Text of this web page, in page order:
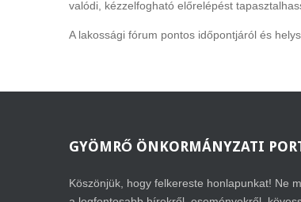
valódi, kézzelfogható előrelépést
A lakossági fórum pontos időpontjáról és
GYÖMRŐ ÖNKORMÁNYZATI
Köszönjük, hogy felkereste honlapunkat! Ne